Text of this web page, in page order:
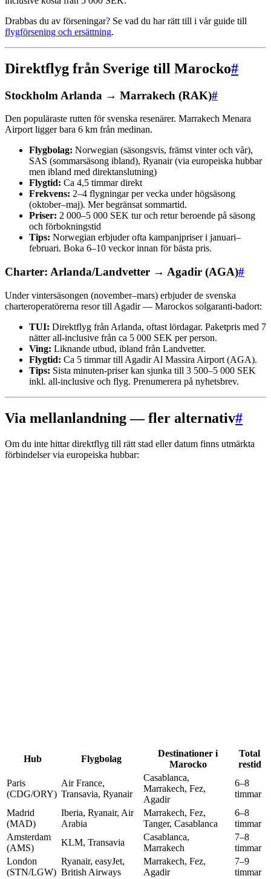
Drabbas du av förseningar? Se vad du har rätt till i vår guide till
flygförsening och ersättning.
Direktflyg från Sverige till Marocko#
Stockholm Arlanda → Marrakech (RAK)#
Den populäraste rutten för svenska resenärer. Marrakech Menara
Airport ligger bara 6 km från medinan.
Flygbolag: Norwegian (säsongsvis, främst vinter och vår),
SAS (sommarsäsong ibland), Ryanair (via europeiska hubbar
men ibland med direktanslutning)
Flygtid: Ca 4,5 timmar direkt
Frekvens: 2–4 flygningar per vecka under högsäsong
(oktober–maj). Mer begränsat sommartid.
Priser: 2 000–5 000 SEK tur och retur beroende på säsong
och förbokningstid
Tips: Norwegian erbjuder ofta kampanjpriser i januari–
februari. Boka 6–10 veckor innan för bästa pris.
Charter: Arlanda/Landvetter → Agadir (AGA)#
Under vintersäsongen (november–mars) erbjuder de svenska
charteroperatörerna resor till Agadir — Marockos solgaranti-badort:
TUI: Direktflyg från Arlanda, oftast lördagar. Paketpris med 7
nätter all-inclusive från ca 5 000 SEK per person.
Ving: Liknande utbud, ibland från Landvetter.
Flygtid: Ca 5 timmar till Agadir Al Massira Airport (AGA).
Tips: Sista minuten-priser kan sjunka till 3 500–5 000 SEK
inkl. all-inclusive och flyg. Prenumerera på nyhetsbrev.
Via mellanlandning — fler alternativ#
Om du inte hittar direktflyg till rätt stad eller datum finns utmärkta
förbindelser via europeiska hubbar:
Hub Flygbolag
Destinationer i
Marocko
Total
restid
Paris
(CDG/ORY)
Air France,
Transavia, Ryanair
Casablanca,
Marrakech, Fez,
Agadir
6–8
timmar
Madrid
(MAD)
Iberia, Ryanair, Air
Arabia
Marrakech, Fez,
Tanger, Casablanca
6–8
timmar
Amsterdam
(AMS)
KLM, Transavia
Casablanca,
Marrakech
7–8
timmar
London
(STN/LGW)
Ryanair, easyJet,
British Airways
Marrakech, Fez,
Agadir
7–9
timmar